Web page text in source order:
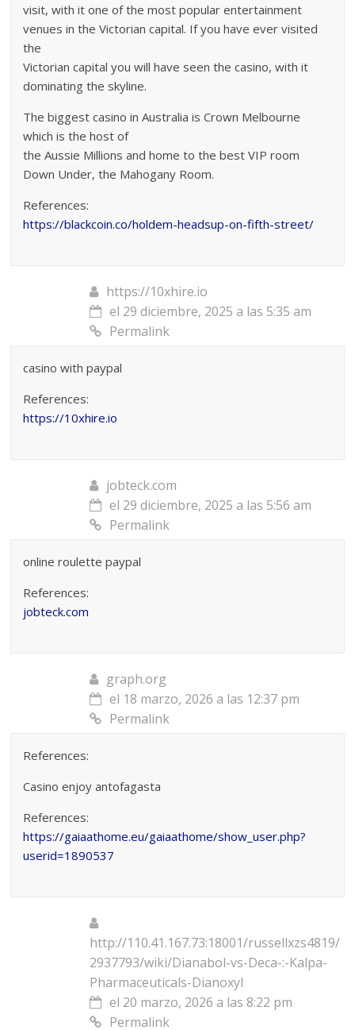
visit, with it one of the most popular entertainment
venues in the Victorian capital. If you have ever visited
the
Victorian capital you will have seen the casino, with it
dominating the skyline.
The biggest casino in Australia is Crown Melbourne
which is the host of
the Aussie Millions and home to the best VIP room
Down Under, the Mahogany Room.
References:
https://blackcoin.co/holdem-headsup-on-fifth-street/
https://10xhire.io
el 29 diciembre, 2025 a las 5:35 am
Permalink
casino with paypal
References:
https://10xhire.io
jobteck.com
el 29 diciembre, 2025 a las 5:56 am
Permalink
online roulette paypal
References:
jobteck.com
graph.org
el 18 marzo, 2026 a las 12:37 pm
Permalink
References:
Casino enjoy antofagasta
References:
https://gaiaathome.eu/gaiaathome/show_user.php?
userid=1890537
http://110.41.167.73:18001/russellxzs4819/
2937793/wiki/Dianabol-vs-Deca-:-Kalpa-
Pharmaceuticals-Dianoxyl
el 20 marzo, 2026 a las 8:22 pm
Permalink